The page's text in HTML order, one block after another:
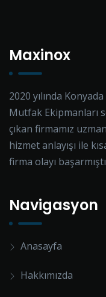
Maxinox
2020 yılında
Mutfak Ekipmanları
çıkan firmamız
hizmet anlayışı ile
firma olayı
Navigasyon
Anasayfa
Hakkımızda